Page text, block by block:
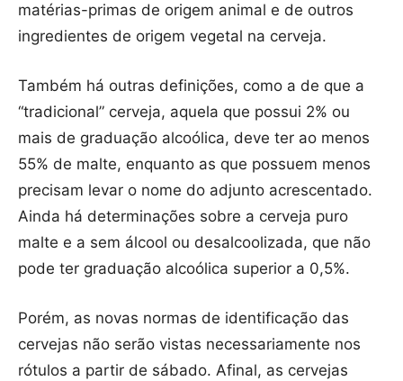
matérias-primas de origem animal e de outros
ingredientes de origem vegetal na cerveja.
Também há outras definições, como a de que a
“tradicional” cerveja, aquela que possui 2% ou
mais de graduação alcoólica, deve ter ao menos
55% de malte, enquanto as que possuem menos
precisam levar o nome do adjunto acrescentado.
Ainda há determinações sobre a cerveja puro
malte e a sem álcool ou desalcoolizada, que não
pode ter graduação alcoólica superior a 0,5%.
Porém, as novas normas de identificação das
cervejas não serão vistas necessariamente nos
rótulos a partir de sábado. Afinal, as cervejas